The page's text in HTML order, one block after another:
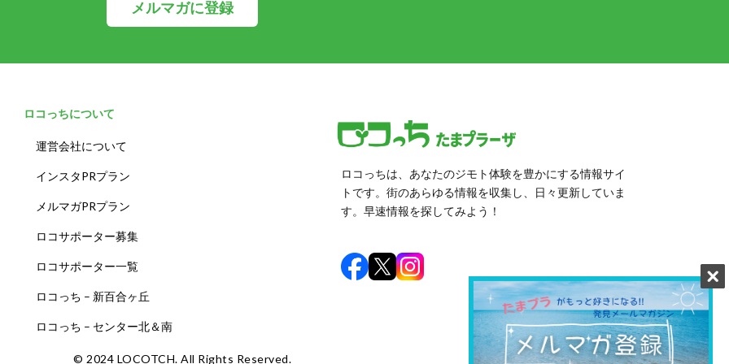
メルマガに登録
ロコっちについて
運営会社について
インスタPRプラン
メルマガPRプラン
ロコサポーター募集
ロコサポーター一覧
ロコっち – 新百合ヶ丘
ロコっち – センター北＆南
ロコっちは、あなたのジモト体験を豊かにする情報サイ
トです。街のあらゆる情報を収集し、日々更新していま
す。早速情報を探してみよう！
©️ 2024 LOCOTCH. All Rights Reserved.